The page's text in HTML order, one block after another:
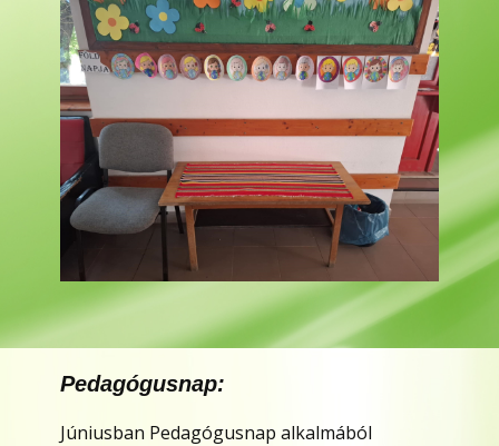
Pedagógusnap:
Júniusban Pedagógusnap alkalmából